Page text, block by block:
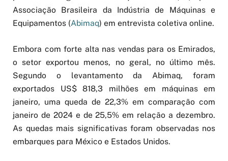
Associação Brasileira da Indústria de Máquinas e
Equipamentos (Abimaq) em entrevista coletiva online.
Embora com forte alta nas vendas para os Emirados,
o setor exportou menos, no geral, no último mês.
Segundo o levantamento da Abimaq, foram
exportados US$ 818,3 milhões em máquinas em
janeiro, uma queda de 22,3% em comparação com
janeiro de 2024 e de 25,5% em relação a dezembro.
As quedas mais significativas foram observadas nos
embarques para México e Estados Unidos.